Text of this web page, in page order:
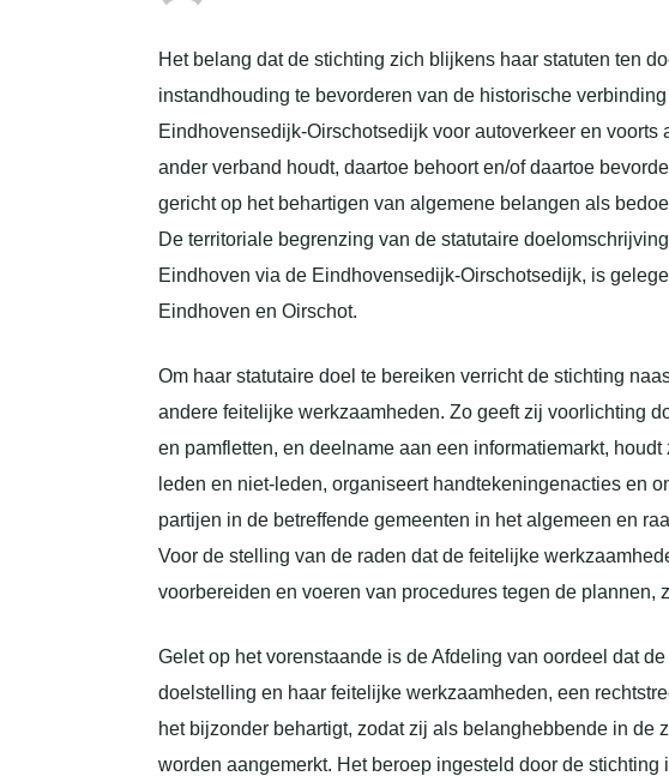
Het belang dat de stichting zich blijkens haar statuten ten
instandhouding te bevorderen van de historische
Eindhovensedijk-Oirschotsedijk voor autoverkeer en voorts
ander verband houdt, daartoe behoort en/of daartoe
gericht op het behartigen van algemene belangen als
De territoriale begrenzing van de statutaire
Eindhoven via de Eindhovensedijk-Oirschotsedijk, is
Eindhoven en Oirschot.
Om haar statutaire doel te bereiken verricht de stichting
andere feitelijke werkzaamheden. Zo geeft zij voorlichting
en pamfletten, en deelname aan een informatiemarkt,
leden en niet-leden, organiseert handtekeningenacties en
partijen in de betreffende gemeenten in het algemeen en
Voor de stelling van de raden dat de feitelijke
voorbereiden en voeren van procedures tegen de plannen,
Gelet op het vorenstaande is de Afdeling van oordeel dat
doelstelling en haar feitelijke werkzaamheden, een
het bijzonder behartigt, zodat zij als belanghebbende in de
worden aangemerkt. Het beroep ingesteld door de stichting